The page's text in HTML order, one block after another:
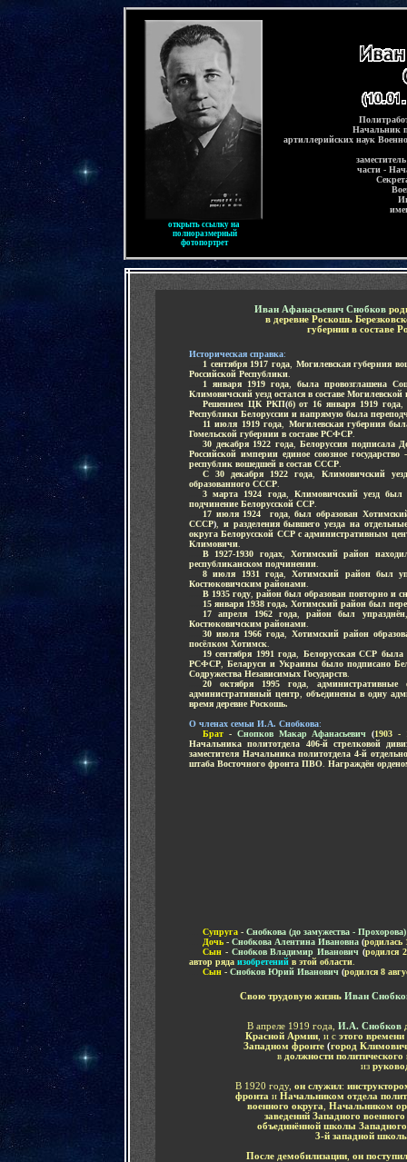
открыть ссылку на
полноразмерный
фотопортрет
Начальник
артиллерийских наук
части -
Иван Афанасьевич Снобковр
в деревне Роскошь
губернии в составе
Историческая справка:
1 сентября 1917 года, Могилевская губерния
Российской Республики
1 января 1919 года, была провозглашена
Климовичский уезд остался в составе Могилевской
Решением ЦК РКП(б) от 16 января 1919 года,
Республики Белоруссии и напрямую была
11 июля 1919 года
Могилевская губерния
Гомельской губернии в составе РСФСР
30 декабря 1922 года,
Белоруссия подписала
Российской империи единое союзное
республик вошедшей в состав СССР
С 30 декабря 1922 года, Климовичский
образованного СССР
3 марта 1924 года, Климовичский уезд
подчинение Белорусской ССР
17 июля 1924 года,
был образован
СССР)
и разделения бывшего уезда на
округа Белорусской ССР с административным
Климовичи
В 1927-1930 годах, Хотимский район
республиканском подчинении
8 июля 1931 года ,Хотимский район был
Костюковичским районами
В 1935 году район был образован повторно и
15 января 1938 года, Хотимский район был
17 апреля 1962 года,район был упразднён
Костюковичским районами
30 июля 1966 года, Хотимский район
посёлком Хотимск
19 сентября 1991 года
Белорусская ССР была
РСФСР
Беларуси и Украины было подписано
Содружества Независимых Государств
20 октября 1995 года,
административный центр
объединены в одну
время деревне Роскошь.
О членах семьи И.А. Снобкова:
Брат - Снопков Макар Афанасьевич (1903 -
Начальника политотдела 406-й стрелковой
заместителя Начальника политотдела 4-й
штаба Восточного фронта ПВО Награждён
Супруга - Снобкова (до замужества -
Дочь - Снобкова Алентина Ивановна (родилась
Сын - Снобков Владимир Иванович (родился
автор ряда изобретений в этой области
Сын - Снобков Юрий Иванович (родился 8
Свою трудовую жизнь Иван
В апреле 1919 года, И.А. Снобков
Красной Армии , и с этого
Западном фронте (город Климович
вдолжности
из
В 1920 году, он служил:
фронта и Начальником отдела
военного округа
Начальником
заведений Западного
объединённой школы
3-й западной
После демобилизации, он поступил